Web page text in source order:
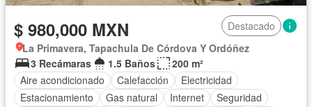
$ 980,000 MXN
Destacado
La Primavera, Tapachula De Córdova Y Ordóñez
3 Recámaras
1.5 Baños
200 m²
Aire acondicionado
Calefacción
Electricidad
Estacionamiento
Gas natural Internet
Seguridad